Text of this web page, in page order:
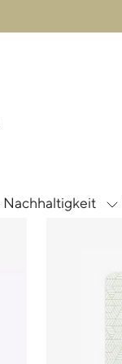
Nachhaltigkeit